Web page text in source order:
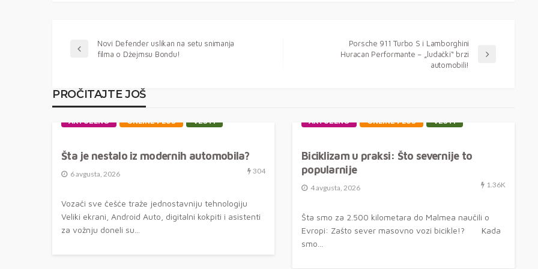
Novi Defender uslikan na setu snimanja
filma o Džejmsu Bondu!
Porsche 911 Turbo S i Lamborghini
Huracan Performante – „ludački“ brzi
automobili!
PROČITAJTE JOŠ
AKTUELNO ONLINE PLUS VESTI
Šta je nestalo iz modernih automobila?
6 avgusta, 2026 304
Vozači sve češće traže jednostavniju tehnologiju
Veliki ekrani, Android Auto, digitalni kokpiti i asistenti
za vožnju doneli su...
AKTUELNO ONLINE PLUS VESTI
Biciklizam u praksi: Što severnije to
popularnije
4 avgusta, 2026 1.36K
Šta smo za 2.500 kilometara do Malmea naučili o
Evropi: Zašto sever masovno vozi bicikle!? Kada
smo...